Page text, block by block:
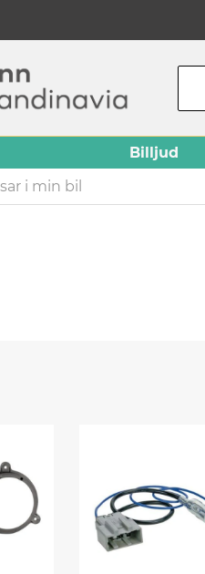
Billjud
i min bil